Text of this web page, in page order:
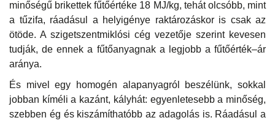
minőségű brikettek fűtőértéke 18 MJ/kg, tehát olcsóbb, mint
a tűzifa, ráadásul a helyigénye raktározáskor is csak az
ötöde. A szigetszentmiklósi cég vezetője szerint kevesen
tudják, de ennek a fűtőanyagnak a legjobb a fűtőérték–ár
aránya.
És mivel egy homogén alapanyagról beszélünk, sokkal
jobban kíméli a kazánt, kályhát: egyenletesebb a minőség,
szebben ég és kiszámíthatóbb az adagolás is. Ráadásul a